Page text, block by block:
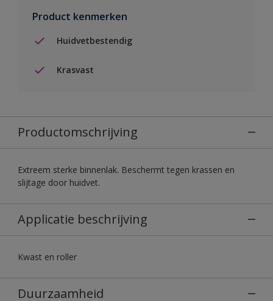
Product kenmerken
Huidvetbestendig
Krasvast
Productomschrijving
Extreem sterke binnenlak. Beschermt tegen krassen en
slijtage door huidvet.
Applicatie beschrijving
Kwast en roller
Duurzaamheid